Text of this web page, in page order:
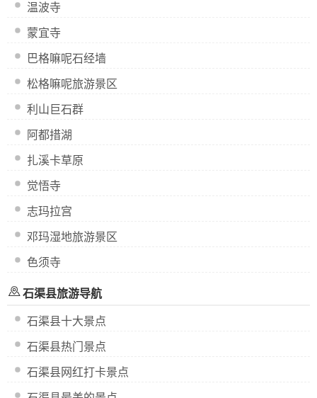
温波寺
蒙宜寺
巴格嘛呢石经墙
松格嘛呢旅游景区
利山巨石群
阿都措湖
扎溪卡草原
觉悟寺
志玛拉宫
邓玛湿地旅游景区
色须寺
石渠县旅游导航
石渠县十大景点
石渠县热门景点
石渠县网红打卡景点